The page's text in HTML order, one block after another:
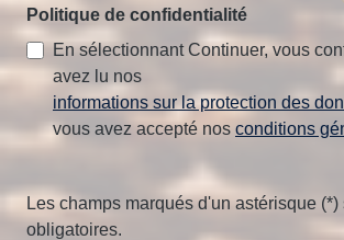
Politique de confidentialité
En sélectionnant Continuer, vous
avez lu nos
informations sur la protection des
vous avez accepté nos conditions
Les champs marqués d'un astérisque (*)
obligatoires.